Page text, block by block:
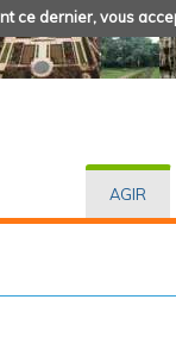
ce dernier, vous
AGIR